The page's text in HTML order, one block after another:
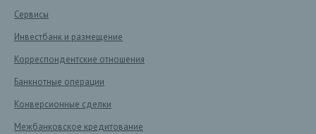
Сервисы
Инвестбанк и размещение
Корреспондентские отношения
Банкнотные операции
Конверсионные сделки
Межбанковское кредитование